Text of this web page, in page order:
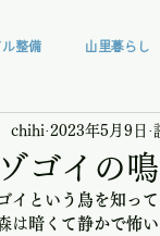
ル整備 山里暮らし
モモンガ
里の味
ゴイの
chihi 2023年5月9日
イという鳥を知っ
は 暗くて静かで怖い